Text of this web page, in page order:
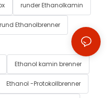
runder Ethanolkamin
rund Ethanolbrenner
Ethanol kamin brenner
Ethanol -Protokollbrenner